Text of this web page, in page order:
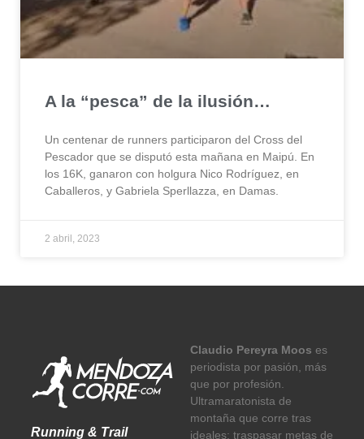
A la “pesca” de la ilusión…
Un centenar de runners participaron del Cross del
Pescador que se disputó esta mañana en Maipú. En
los 16K, ganaron con holgura Nico Rodríguez, en
Caballeros, y Gabriela Sperllazza, en Damas.
2 abril, 2023
Running & Trail
Claudio Pereyra Moos es
periodista por pasión, más
que por profesión.
Ultramaratonista de
montaña que corre tras
ideales: traspasar metas de